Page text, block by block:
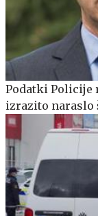
Podatki Policije
izrazito